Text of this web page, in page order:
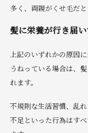
多く、両親がくせ毛だ
髪に栄養が行き届
上記のいずれかの原因
うねっている場合は、
れます。
不規則な生活習慣、乱
不足といった行為はす